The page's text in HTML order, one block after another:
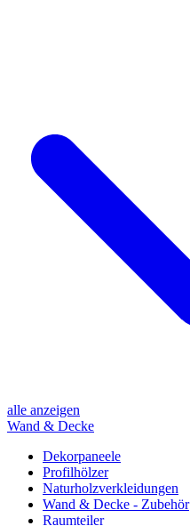
alle anzeigen
Wand & Decke
Dekorpaneele
Profilhölzer
Naturholzverkleidungen
Wand & Decke - Zubehör
Raumteiler